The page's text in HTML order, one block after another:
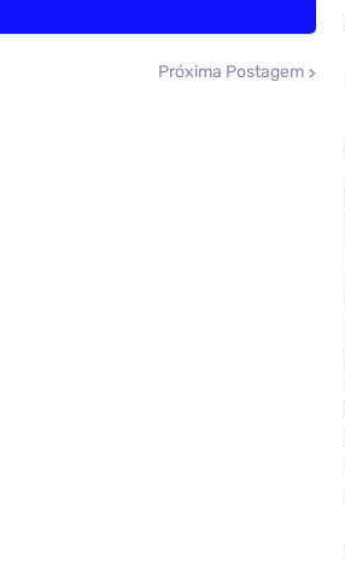
Próxima Postagem